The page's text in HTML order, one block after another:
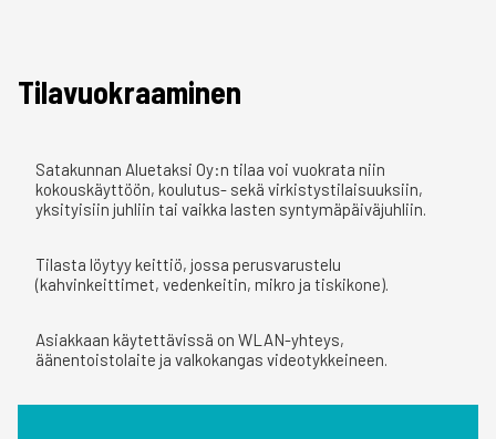
Tilavuokraaminen
Satakunnan Aluetaksi Oy:n tilaa voi vuokrata niin
kokouskäyttöön, koulutus- sekä virkistystilaisuuksiin,
yksityisiin juhliin tai vaikka lasten syntymäpäiväjuhliin.
Tilasta löytyy keittiö, jossa perusvarustelu
(kahvinkeittimet, vedenkeitin, mikro ja tiskikone).
Asiakkaan käytettävissä on WLAN-yhteys,
äänentoistolaite ja valkokangas videotykkeineen.